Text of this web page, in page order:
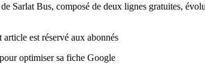
Sarlat Bus, composé de deux lignes gratuites,
article est réservé aux abonnés